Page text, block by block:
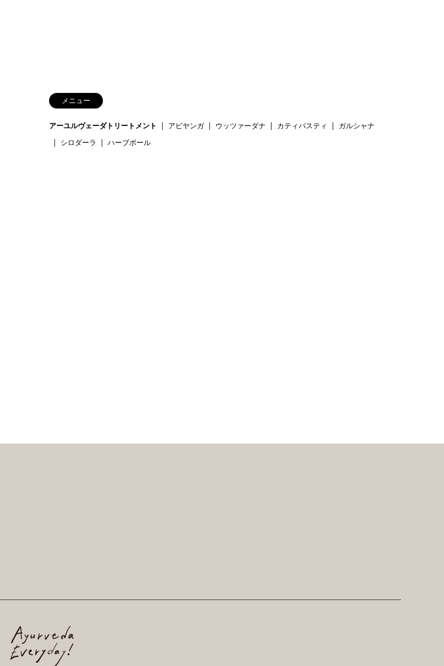
メニュー
アーユルヴェーダトリートメント アビヤンガ ウッツァーダナ カティバスティ
ガルシャナ
シロダーラ
ハーブボール